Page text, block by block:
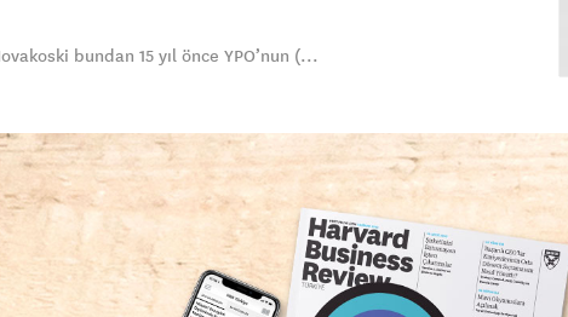
bundan 15 yıl önce YPO’nun (...